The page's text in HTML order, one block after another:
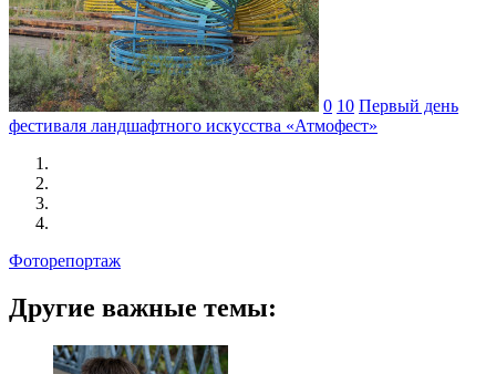
0 10 Первый день
фестиваля ландшафтного искусства «Атмофест»
Фоторепортаж
Другие важные темы: